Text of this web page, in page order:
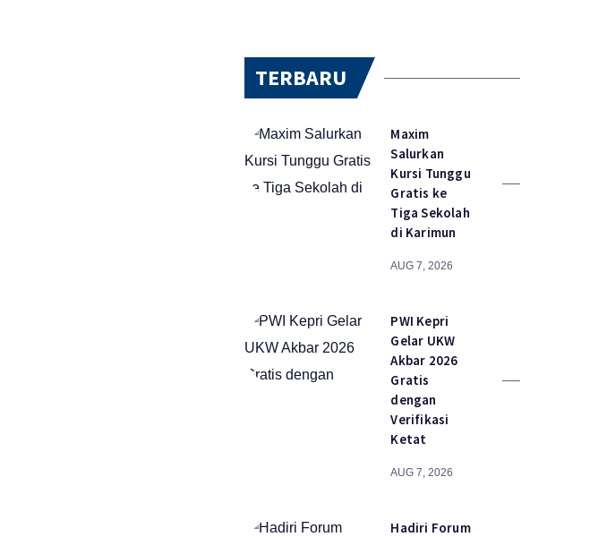
TERBARU
Maxim
Salurkan
Kursi Tunggu
Gratis ke
Tiga Sekolah
di Karimun
AUG 7, 2026
PWI Kepri
Gelar UKW
Akbar 2026
Gratis
dengan
Verifikasi
Ketat
AUG 7, 2026
Hadiri Forum